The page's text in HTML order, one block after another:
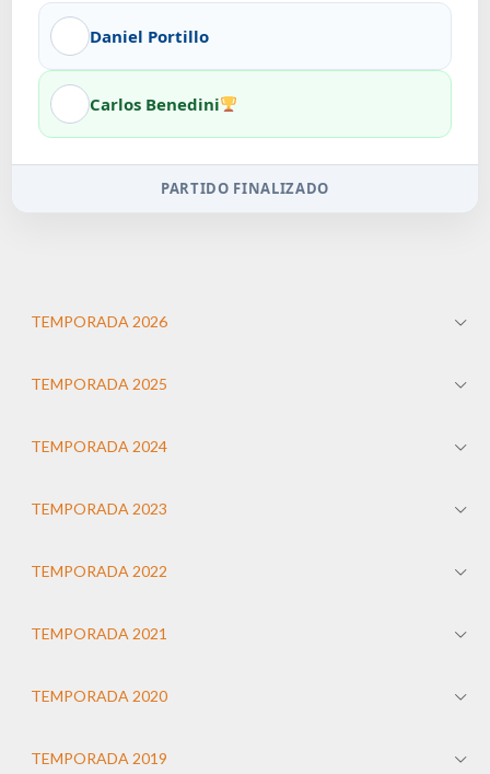
Daniel Portillo
Carlos Benedini
PARTIDO FINALIZADO
TEMPORADA 2026
TEMPORADA 2025
TEMPORADA 2024
TEMPORADA 2023
TEMPORADA 2022
TEMPORADA 2021
TEMPORADA 2020
TEMPORADA 2019